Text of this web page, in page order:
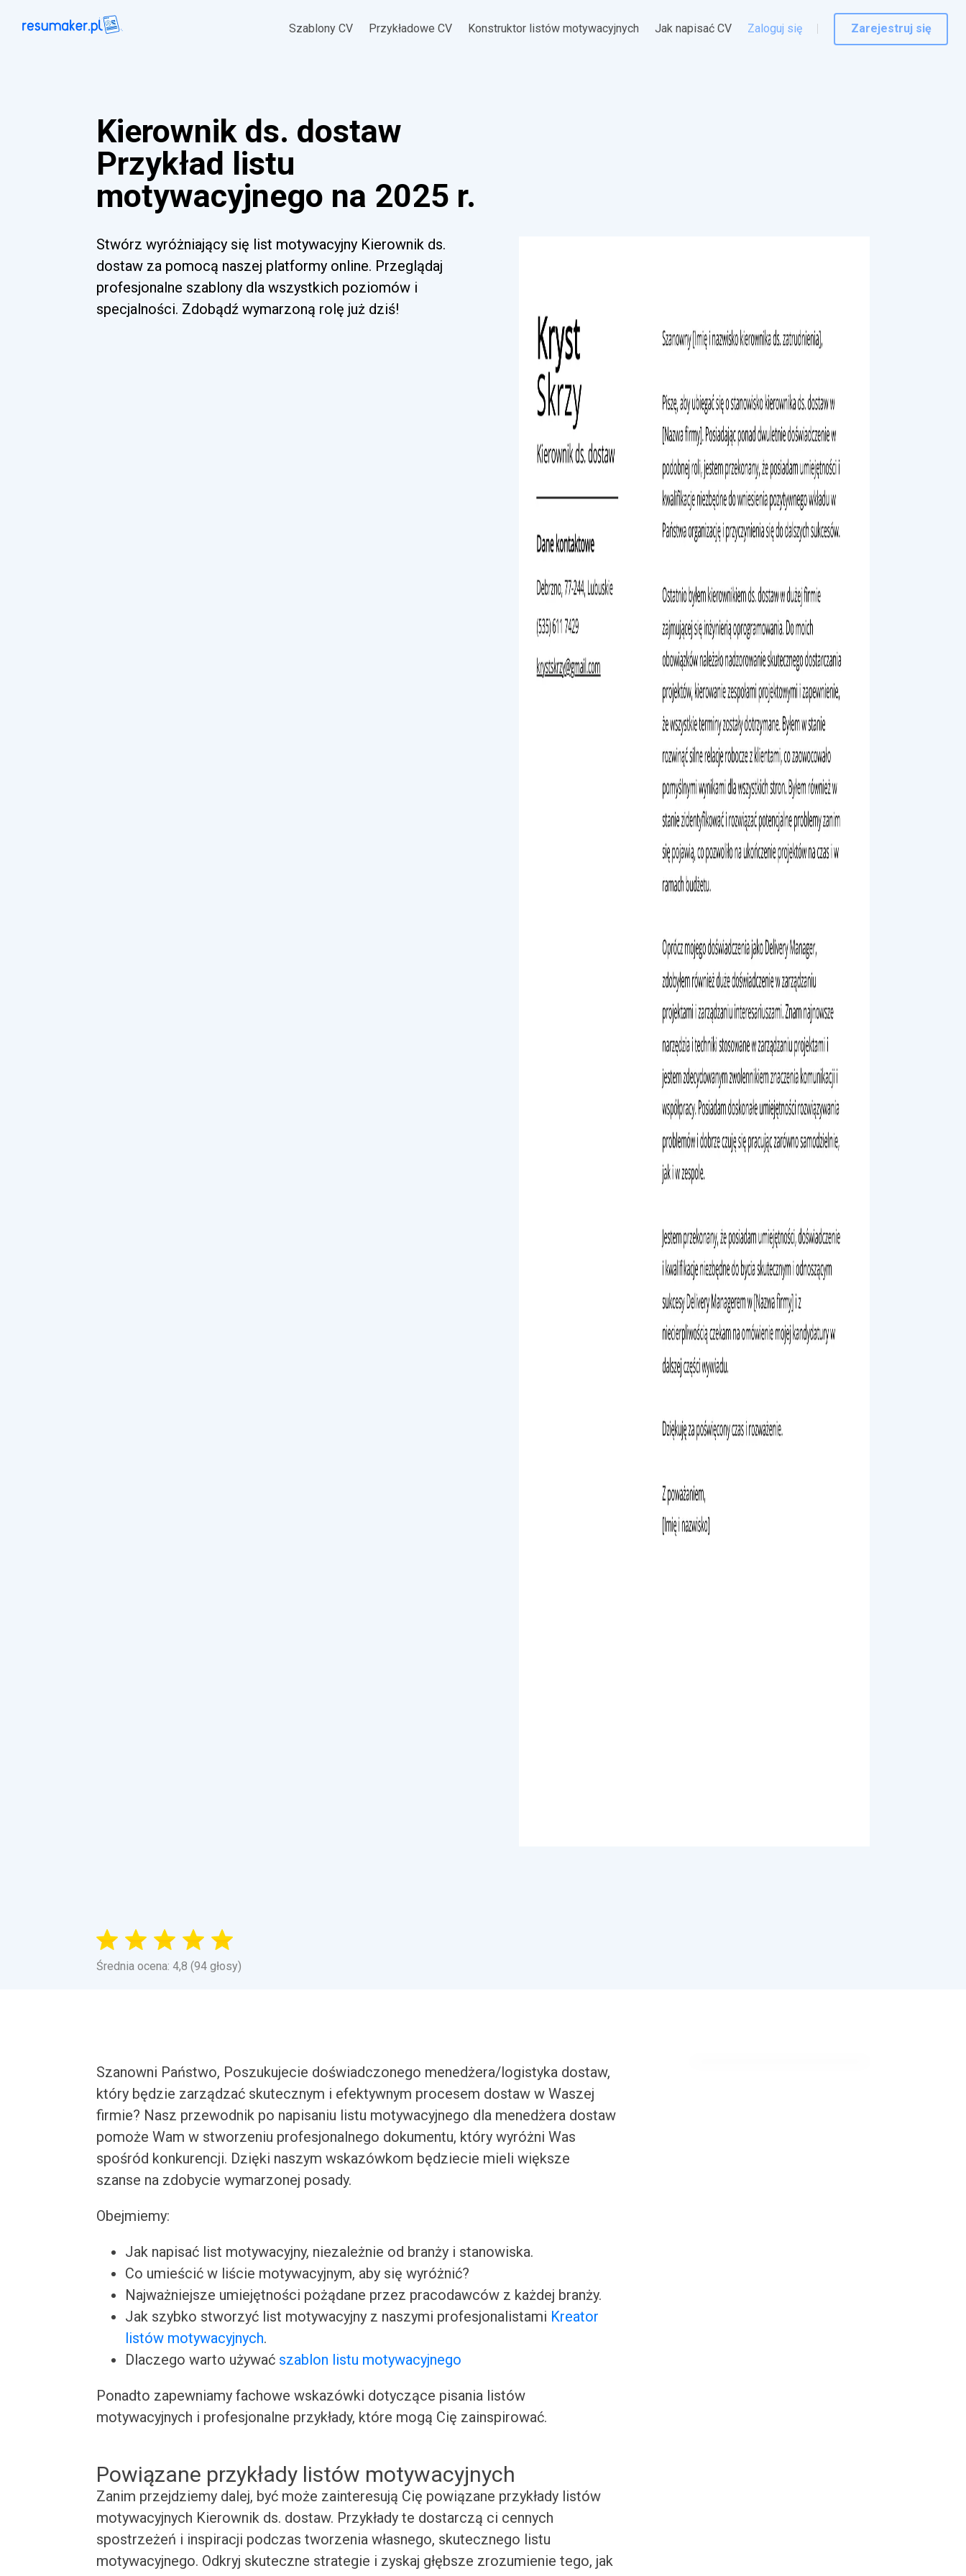
Szablony CV Przykładowe CV Konstruktor listów motywacyjnych Jak napisać CV Zaloguj się Zarejestruj się
Kierownik ds. dostaw
Przykład listu
motywacyjnego na 2025 r.
Stwórz wyróżniający się list motywacyjny Kierownik ds.
dostaw za pomocą naszej platformy online. Przeglądaj
profesjonalne szablony dla wszystkich poziomów i
specjalności. Zdobądź wymarzoną rolę już dziś!
Średnia ocena: 4,8 (94 głosy)
Szanowni Państwo, Poszukujecie doświadczonego menedżera/logistyka dostaw,
który będzie zarządzać skutecznym i efektywnym procesem dostaw w Waszej
firmie? Nasz przewodnik po napisaniu listu motywacyjnego dla menedżera dostaw
pomoże Wam w stworzeniu profesjonalnego dokumentu, który wyróżni Was
spośród konkurencji. Dzięki naszym wskazówkom będziecie mieli większe
szanse na zdobycie wymarzonej posady.
Obejmiemy:
Jak napisać list motywacyjny, niezależnie od branży i stanowiska.
Co umieścić w liście motywacyjnym, aby się wyróżnić?
Najważniejsze umiejętności pożądane przez pracodawców z każdej branży.
Jak szybko stworzyć list motywacyjny z naszymi profesjonalistami Kreator
listów motywacyjnych.
Dlaczego warto używać szablon listu motywacyjnego
Ponadto zapewniamy fachowe wskazówki dotyczące pisania listów
motywacyjnych i profesjonalne przykłady, które mogą Cię zainspirować.
Powiązane przykłady listów motywacyjnych
Zanim przejdziemy dalej, być może zainteresują Cię powiązane przykłady listów
motywacyjnych Kierownik ds. dostaw. Przykłady te dostarczą ci cennych
spostrzeżeń i inspiracji podczas tworzenia własnego, skutecznego listu
motywacyjnego. Odkryj skuteczne strategie i zyskaj głębsze zrozumienie tego, jak